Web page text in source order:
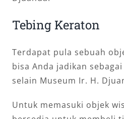
Tebing Keraton
Terdapat pula sebuah
bisa Anda jadikan
selain Museum Ir. H.
Untuk memasuki objek